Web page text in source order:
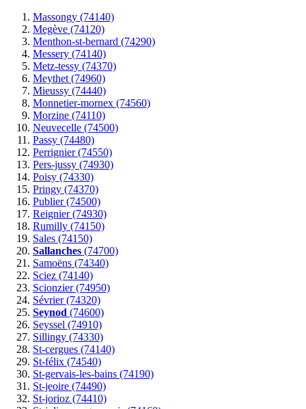
Massongy (74140)
Megève (74120)
Menthon-st-bernard (74290)
Messery (74140)
Metz-tessy (74370)
Meythet (74960)
Mieussy (74440)
Monnetier-mornex (74560)
Morzine (74110)
Neuvecelle (74500)
Passy (74480)
Perrignier (74550)
Pers-jussy (74930)
Poisy (74330)
Pringy (74370)
Publier (74500)
Reignier (74930)
Rumilly (74150)
Sales (74150)
Sallanches (74700)
Samoëns (74340)
Sciez (74140)
Scionzier (74950)
Sévrier (74320)
Seynod (74600)
Seyssel (74910)
Sillingy (74330)
St-cergues (74140)
St-félix (74540)
St-gervais-les-bains (74190)
St-jeoire (74490)
St-jorioz (74410)